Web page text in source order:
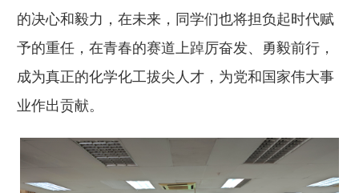
的决心和毅力，在未来，同学们也将担负起时代赋
予的重任，在青春的赛道上踔厉奋发、勇毅前行，
成为真正的化学化工拔尖人才，为党和国家伟大事
业作出贡献。